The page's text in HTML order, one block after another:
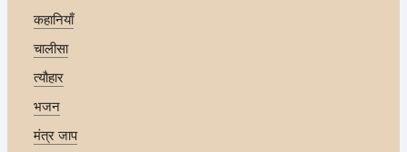
कहानियाँ
चालीसा
त्यौहार
भजन
मंत्र जाप